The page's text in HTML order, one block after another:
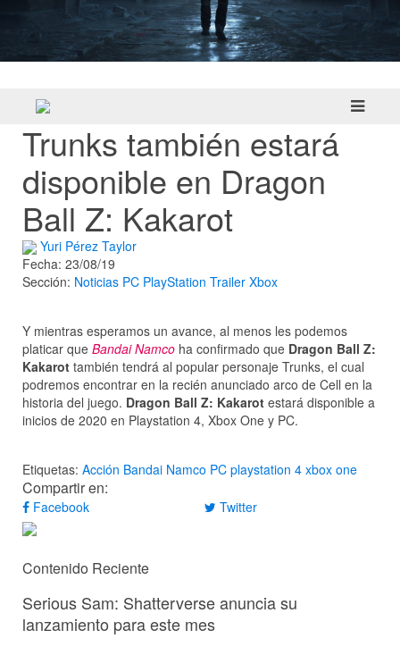
Trunks también estará
disponible en Dragon
Ball Z: Kakarot
Yuri Pérez Taylor
Fecha: 23/08/19
Sección: Noticias PC PlayStation Trailer Xbox
Y mientras esperamos un avance, al menos les podemos
platicar que Bandai Namco ha confirmado que Dragon Ball Z:
Kakarot también tendrá al popular personaje Trunks, el cual
podremos encontrar en la recién anunciado arco de Cell en la
historia del juego. Dragon Ball Z: Kakarot estará disponible a
inicios de 2020 en Playstation 4, Xbox One y PC.
Etiquetas: Acción Bandai Namco PC playstation 4 xbox one
Compartir en:
Facebook Twitter
Contenido Reciente
Serious Sam: Shatterverse anuncia su
lanzamiento para este mes